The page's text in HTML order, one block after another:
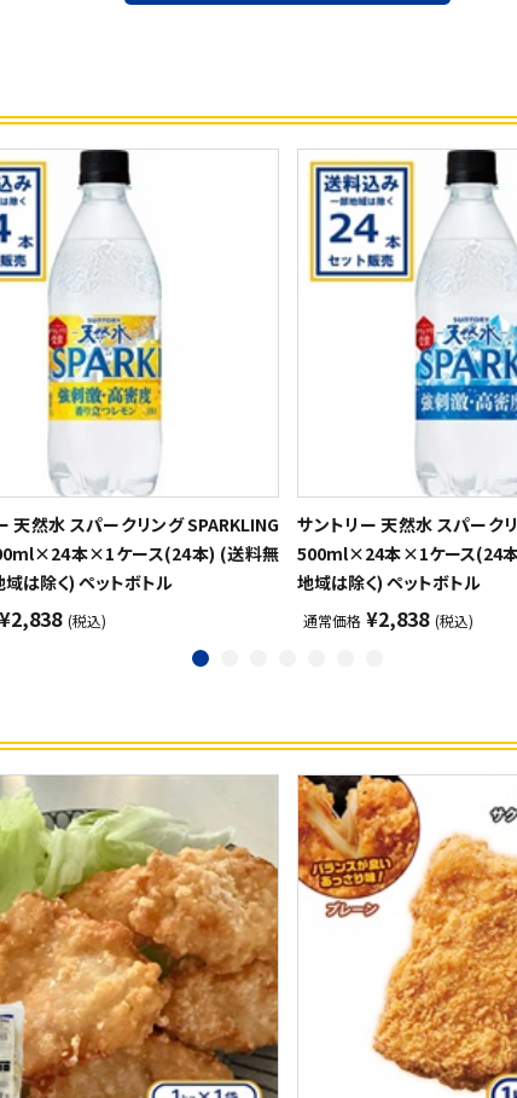
天然水 スパークリング SPARKLING
本×1ケース(24本) (送料無
域は除く) ペットボトル
¥2,838 (税込)
サントリー 天然水 スパーク
500ml×24本×1ケース(24本
地域は除く) ペットボトル
通常価格 ¥2,838 (税込)